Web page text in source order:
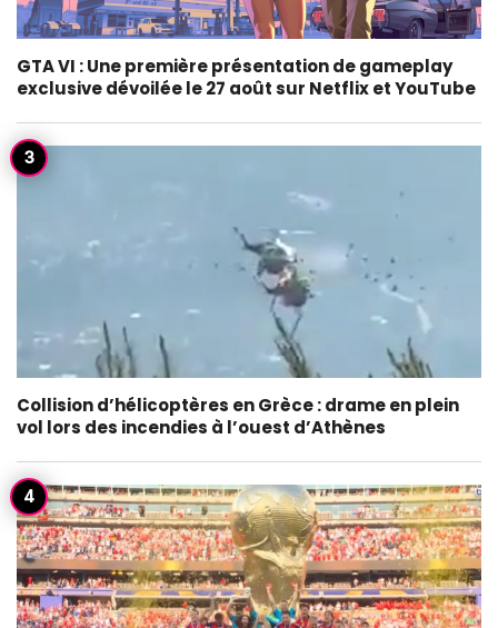
GTA VI : Une première présentation de gameplay
exclusive dévoilée le 27 août sur Netflix et YouTube
Collision d’hélicoptères en Grèce : drame en plein
vol lors des incendies à l’ouest d’Athènes